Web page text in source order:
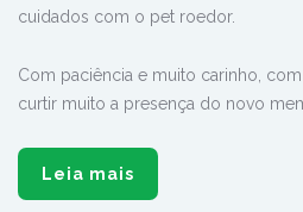
cuidados com o pet roedor.
Com paciência e muito carinho,
curtir muito a presença do novo
Leia mais